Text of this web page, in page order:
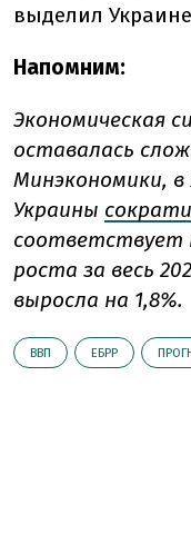
выделил
Напомним:
Экономическая
оставалась
Минэкономики,
Украины
соответствует
роста за весь
выросла на 1,8%.
ВВП ЕБРР